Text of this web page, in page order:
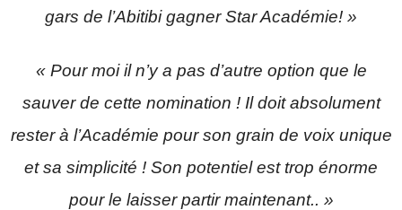
gars de l’Abitibi gagner Star Académie! »
« Pour moi il n’y a pas d’autre option que le
sauver de cette nomination ! Il doit absolument
rester à l’Académie pour son grain de voix unique
et sa simplicité ! Son potentiel est trop énorme
pour le laisser partir maintenant.. »